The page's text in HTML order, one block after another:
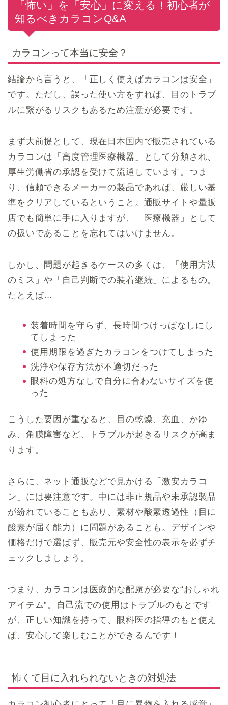
「怖い」を「安心」に変える！初心者が
知るべきカラコンQ&A
カラコンって本当に安全？
結論から言うと、「正しく使えばカラコンは安全」
です。ただし、誤った使い方をすれば、目のトラブ
ルに繋がるリスクもあるため注意が必要です。
まず大前提として、現在日本国内で販売されている
カラコンは「高度管理医療機器」として分類され、
厚生労働省の承認を受けて流通しています。つま
り、信頼できるメーカーの製品であれば、厳しい基
準をクリアしているということ。通販サイトや量販
店でも簡単に手に入りますが、「医療機器」として
の扱いであることを忘れてはいけません。
しかし、問題が起きるケースの多くは、「使用方法
のミス」や「自己判断での装着継続」によるもの。
たとえば…
装着時間を守らず、長時間つけっぱなしにし
てしまった
使用期限を過ぎたカラコンをつけてしまった
洗浄や保存方法が不適切だった
眼科の処方なしで自分に合わないサイズを使
った
こうした要因が重なると、目の乾燥、充血、かゆ
み、角膜障害など、トラブルが起きるリスクが高ま
ります。
さらに、ネット通販などで見かける「激安カラコ
ン」には要注意です。中には非正規品や未承認製品
が紛れていることもあり、素材や酸素透過性（目に
酸素が届く能力）に問題があることも。デザインや
価格だけで選ばず、販売元や安全性の表示を必ずチ
ェックしましょう。
つまり、カラコンは医療的な配慮が必要な“おしゃれ
アイテム”。自己流での使用はトラブルのもとです
が、正しい知識を持って、眼科医の指導のもと使え
ば、安心して楽しむことができるんです！
怖くて目に入れられないときの対処法